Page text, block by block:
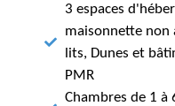
3 espaces
maisonnette non
lits, Dunes et
PMR
Chambres de 1 à